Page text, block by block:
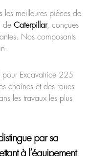
les meilleures pièces de
de Caterpillar, conçues
Nos composants
pour Excavatrice 225
chaînes et des roues
les travaux les plus
par sa
à l’équipement